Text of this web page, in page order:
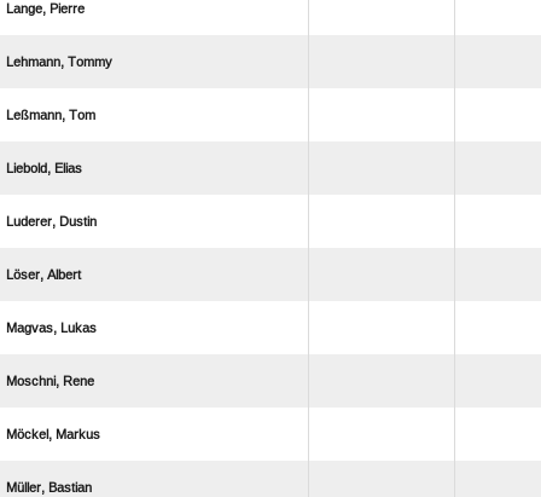
 
 
 
 
 
 
 
 
 
 